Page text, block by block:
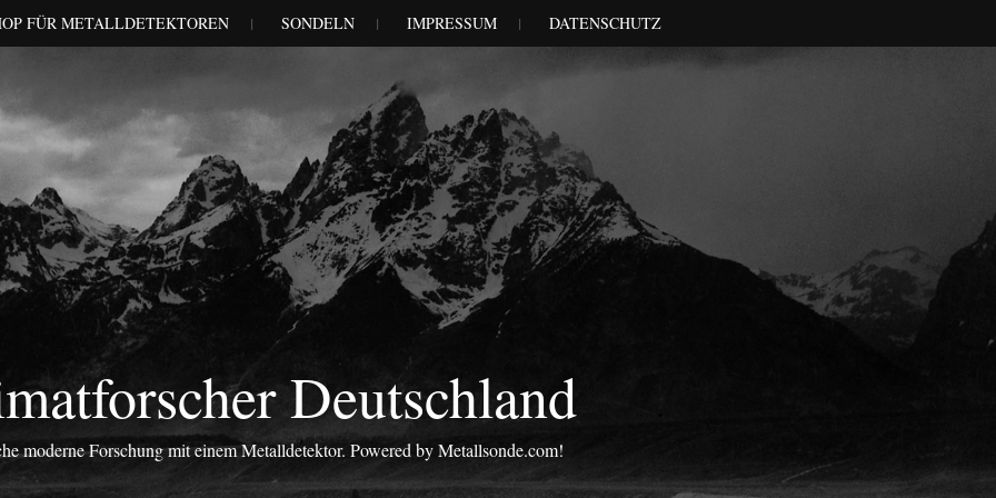
FÜR METALLDETEKTOREN SONDELN IMPRESSUM DATENSCHUTZ
Deutschland
moderne Forschung mit einem Metalldetektor. Powered by Metallsonde.com!